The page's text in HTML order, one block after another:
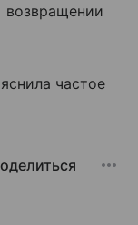
возвращении
частое